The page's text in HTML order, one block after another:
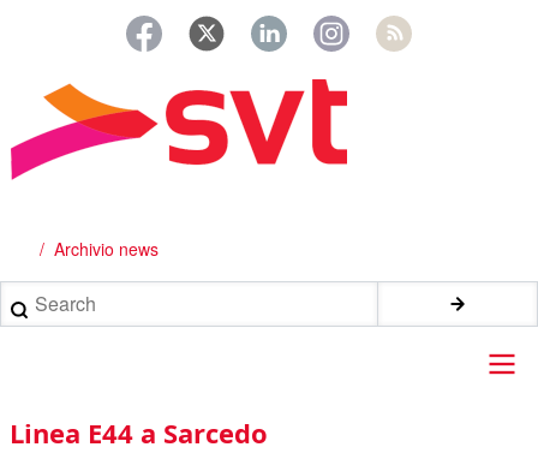
principale
Briciole
di
pane
Archivio news
Search
Main
navigation
Linea E44 a Sarcedo